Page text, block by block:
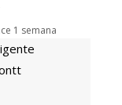
1 semana